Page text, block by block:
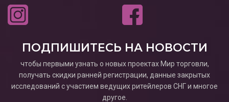
ПОДПИШИТЕСЬ НА НОВОСТИ
чтобы первыми узнать о новых проектах Мир торговли,
получать скидки ранней регистрации, данные закрытых
исследований с участием ведущих ритейлеров СНГ и многое
другое.